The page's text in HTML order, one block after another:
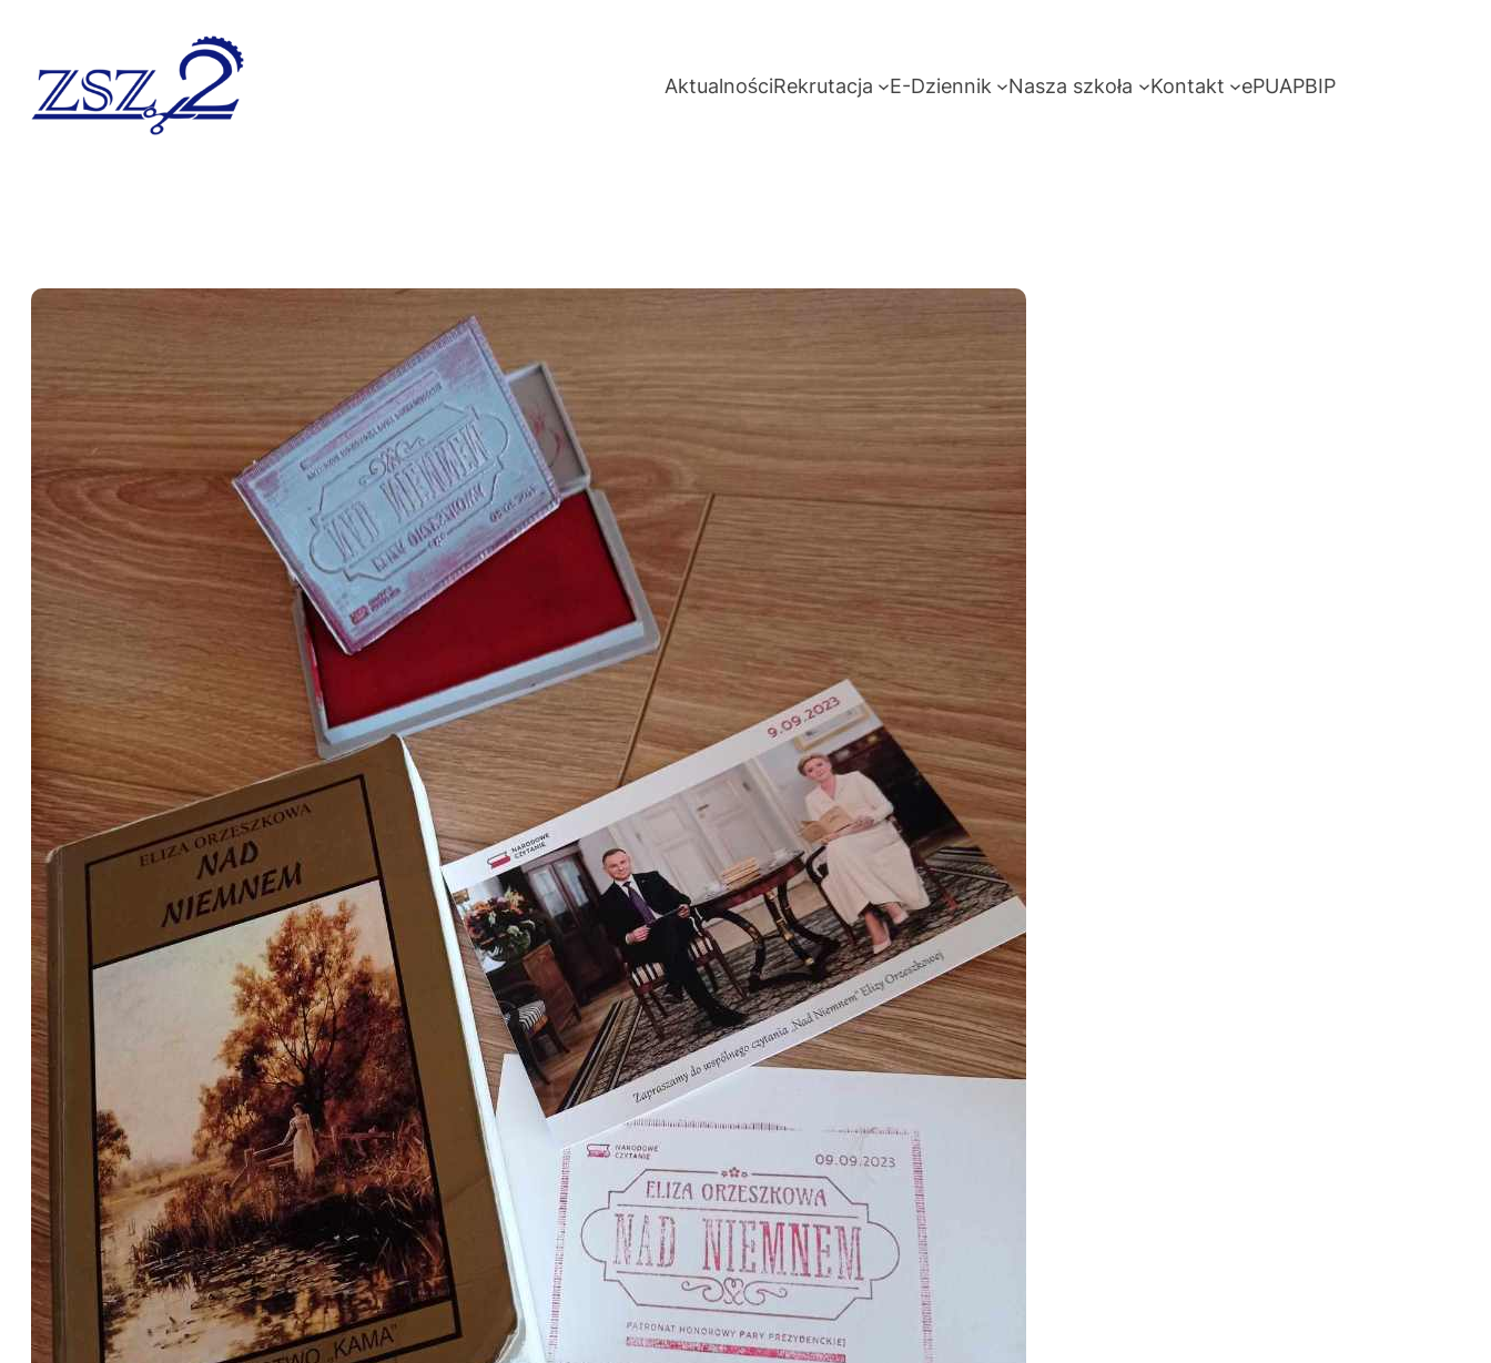
AktualnościRekrutacja E-Dziennik Nasza szkoła Kontakt ePUAPBIP